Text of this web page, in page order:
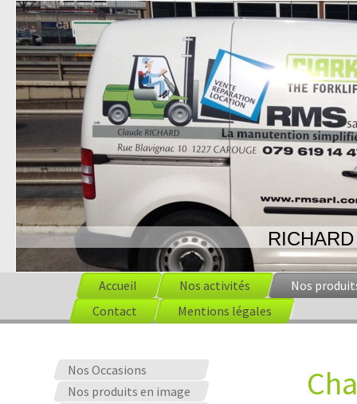
Accueil Nos activités
Nos
Contact
Mentions légales
Nos Occasions
Nos produits en image